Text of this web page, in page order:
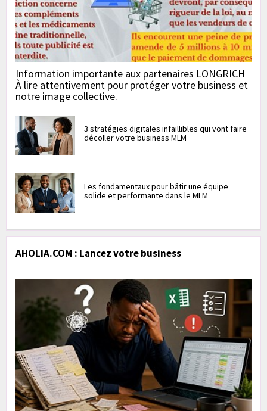
Information importante aux partenaires LONGRICH
À lire attentivement pour protéger votre business et
notre image collective.
3 stratégies digitales infaillibles qui vont faire
décoller votre business MLM
Les fondamentaux pour bâtir une équipe
solide et performante dans le MLM
AHOLIA.COM : Lancez votre business